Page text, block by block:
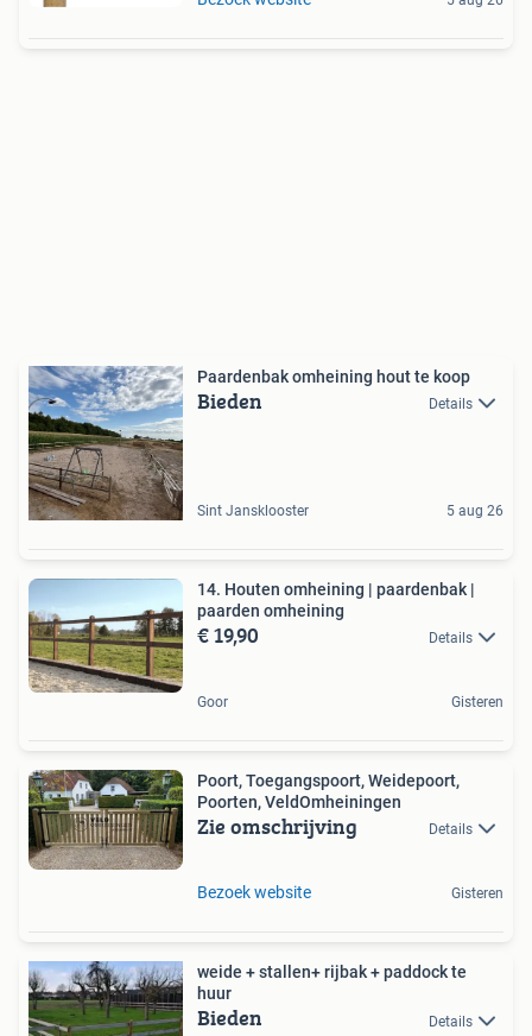
Paardenbak omheining hout te koop
Bieden Details
Sint Jansklooster 5 aug 26
14. Houten omheining | paardenbak |
paarden omheining
€ 19,90 Details
Goor Gisteren
Poort, Toegangspoort, Weidepoort,
Poorten, VeldOmheiningen
Zie omschrijving Details
Bezoek website Gisteren
weide + stallen+ rijbak + paddock te
huur
Bieden Details